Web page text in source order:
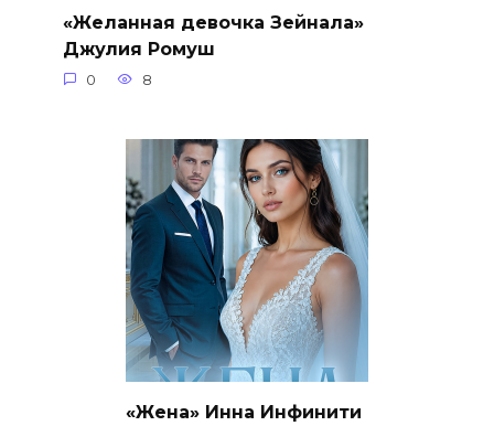
«Желанная девочка Зейнала»
Джулия Ромуш
0 8
«Жена» Инна Инфинити